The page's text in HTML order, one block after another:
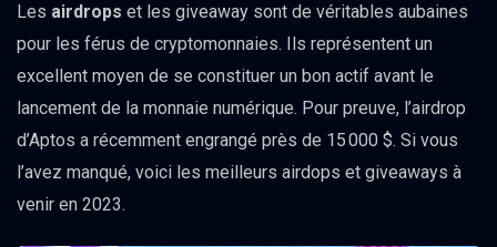
Les airdrops et les giveaway sont de véritables aubaines
pour les férus de cryptomonnaies. Ils représentent un
excellent moyen de se constituer un bon actif avant le
lancement de la monnaie numérique. Pour preuve, l’airdrop
d’Aptos a récemment engrangé près de 15 000 $. Si vous
l’avez manqué, voici les meilleurs airdops et giveaways à
venir en 2023.